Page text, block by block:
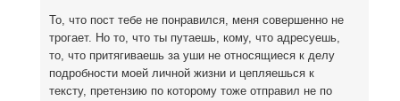
То, что пост тебе не понравился, меня совершенно не
трогает. Но то, что ты путаешь, кому, что адресуешь,
то, что притягиваешь за уши не относящиеся к делу
подробности моей личной жизни и цепляешься к
тексту, претензию по которому тоже отправил не по